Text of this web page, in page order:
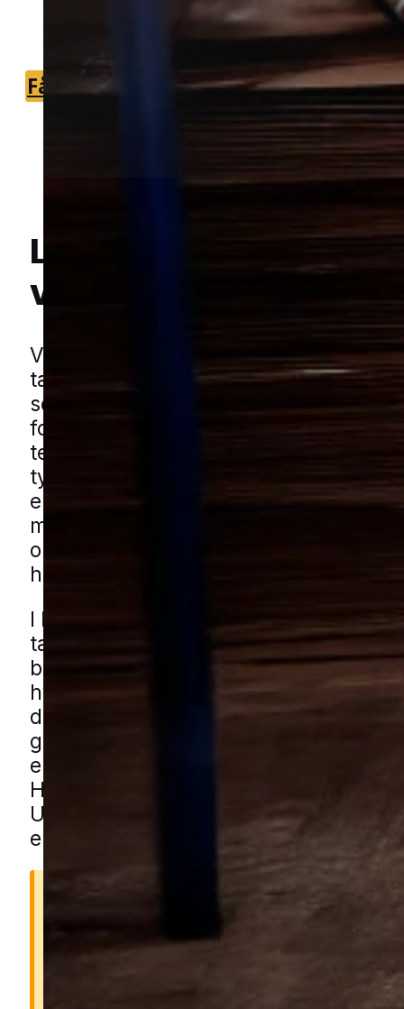
der kan vurdere problemet og finde
Få et tilbud +45 51 90 85 46
Lokal bekæmpelse
væggelus
Væggelus er små insekter, som
tæt på steder, hvor mennesker
sover. De kan være svære at opdage i
fordi de skjuler sig i sprækker,
tekstiler, og derfor bliver problemet
tydeligt, når det har stået på i lidt tid.
er brug for en grundig indsats, er det
med en løsning, der tager højde for
omfanget og de rum, hvor
have spredt sig.
I Helsingør kan udfordringen vise sig i
tæt og kompakt bebyggelse i
boligkvarterer og i områder med
hvor mange boliger ligger tæt. Det
det ekstra vigtigt at få vurderet
grundigt og få lagt en plan, der
enkelte bolig. Du kan få
Helsingør gennem vores lokale
Udfyld blot formularen, så forbinder
en lokal specialist.
Derfor er væggelus et